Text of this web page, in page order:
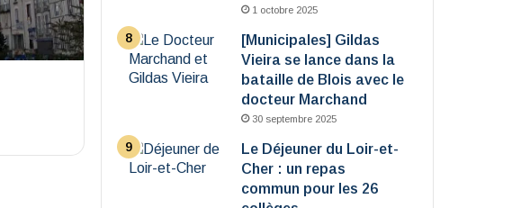
1 octobre 2025
[Municipales] Gildas
Vieira se lance dans la
bataille de Blois avec le
docteur Marchand
30 septembre 2025
Le Déjeuner du Loir-et-
Cher : un repas
commun pour les 26